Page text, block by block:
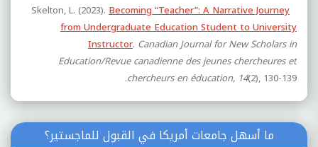
Skelton, L. (2023). Becoming “Teacher”: A Narrative Journey
from Undergraduate Education Student to University
Instructor. Canadian Journal for New Scholars in
Education/Revue canadienne des jeunes chercheures et
chercheurs en éducation, 14(2), 130-139.
ما أسهل جامعات أمريكا في القبول للماجستير؟